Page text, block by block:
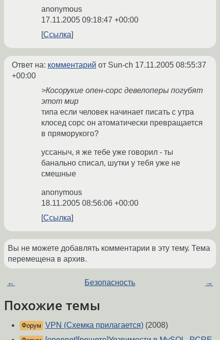
anonymous
17.11.2005 09:18:47 +00:00
Ссылка
Ответ на: комментарий от Sun-ch 17.11.2005 08:55:37
+00:00
>Косорукие опен-сорс девелоперы погубят
этот мир
типа если человек начинает писать с утра
клосед сорс он атоматически превращается
в пряморукого?
уссаныч, я же тебе уже говорил - ты
банально списал, шутки у тебя уже не
смешные
anonymous
18.11.2005 08:56:06 +00:00
Ссылка
Вы не можете добавлять комментарии в эту тему. Тема
перемещена в архив.
← Безопасность →
Похожие темы
Форум VPN (Схемка прилагается) (2008)